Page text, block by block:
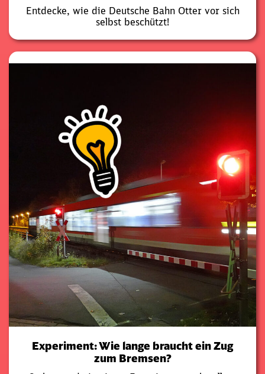
Entdecke, wie die Deutsche Bahn Otter vor sich
selbst beschützt!
Experiment: Wie lange braucht ein Zug
zum Bremsen?